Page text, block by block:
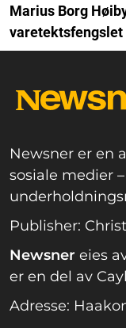
Marius Borg
varetektsfengslet
Newsner er en
sosiale medier
Publisher:
Newsner eies
er en del av
Adresse: